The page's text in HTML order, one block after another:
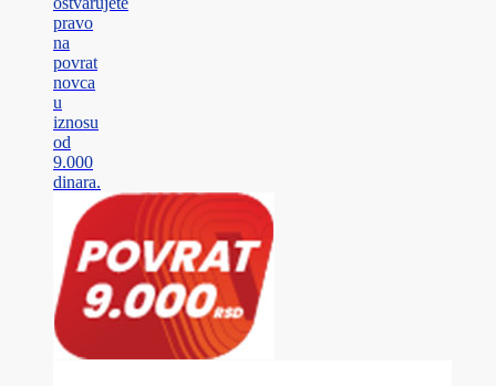
pravo
na
povrat
novca
u
iznosu
od
9.000
dinara.